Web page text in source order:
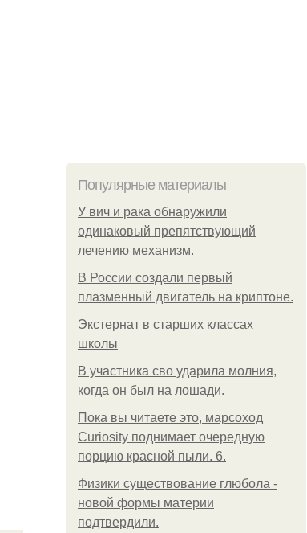
Популярные материалы
У вич и рака обнаружили
одинаковый препятствующий
лечению механизм.
В России создали первый
плазменный двигатель на криптоне.
Экстернат в старших классах
школы
В участника сво ударила молния,
когда он был на лошади.
Пока вы читаете это, марсоход
Curiosity поднимает очередную
порцию красной пыли. 6.
Физики существование глюбола -
новой формы материи
подтвердили.